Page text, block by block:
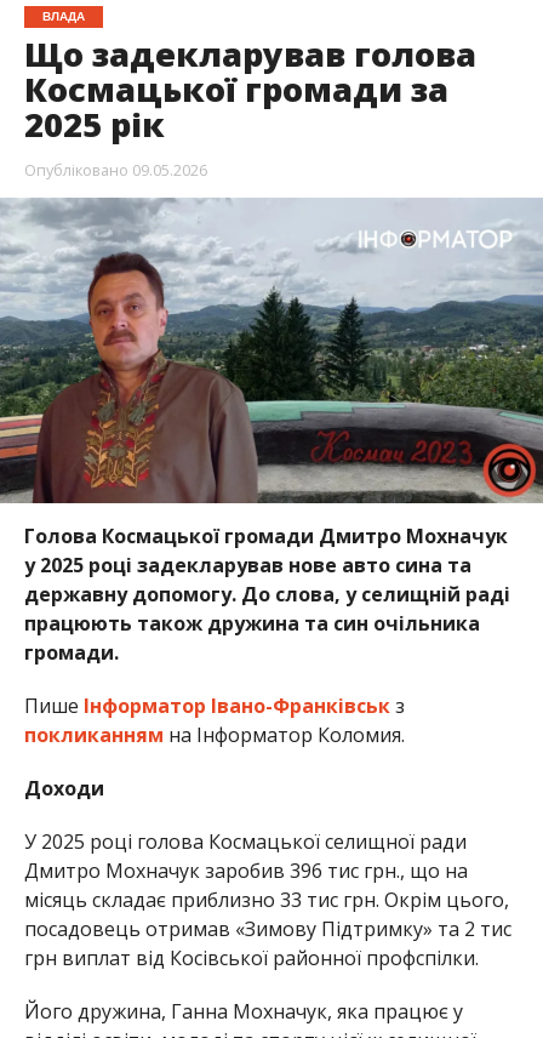
ВЛАДА
Що задекларував голова
Космацької громади за
2025 рік
Опубліковано 09.05.2026
Голова Космацької громади Дмитро Мохначук
у 2025 році задекларував нове авто сина та
державну допомогу. До слова, у селищній раді
працюють також дружина та син очільника
громади.
Пише Інформатор Івано-Франківськз
покликанням на Інформатор Коломия.
Доходи
У 2025 році голова Космацької селищної ради
Дмитро Мохначук заробив 396 тис грн., що на
місяць складає приблизно 33 тис грн. Окрім цього,
посадовець отримав «Зимову Підтримку» та 2 тис
грн виплат від Косівської районної профспілки.
Його дружина, Ганна Мохначук, яка працює у